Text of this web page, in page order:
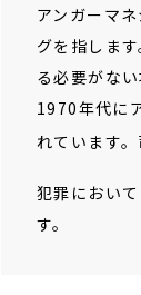
アンガーマ
グを指しま
る必要がな
1970年代に
れています
犯罪におい
す。